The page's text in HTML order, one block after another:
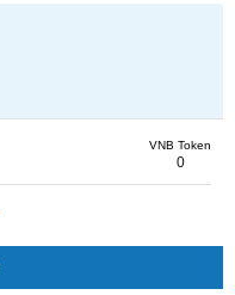
VNB Token
0